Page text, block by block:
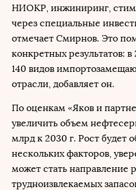
НИОКР, инжиниринг,
через специальные
отмечает Смирнов. Это
конкретных результатов:
140 видов
отрасли, добавляет он.
По оценкам «Яков и
увеличить объем
млрд к 2030 г. Рост будет
нескольких факторов,
может стать направление
трудноизвлекаемых